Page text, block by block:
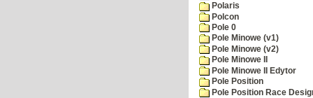
Polaris
Polcon
Pole 0
Pole Minowe (v1)
Pole Minowe (v2)
Pole Minowe II
Pole Minowe II Edytor
Pole Position
Pole Position Race